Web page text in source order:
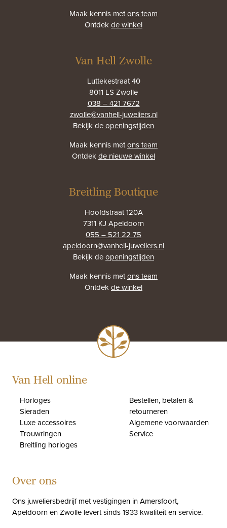
Maak kennis metons team
Ontdekde winkel
Van Hell Zwolle
Luttekestraat 40
8011 LS Zwolle
038 – 421 7672
zwolle@vanhell-juweliers.nl
Bekijk deopeningstijden
Maak kennis metons team
Ontdekde nieuwe winkel
Breitling Boutique
Hoofdstraat 120A
7311 KJ Apeldoorn
055 – 521 22 75
apeldoorn@vanhell-juweliers.nl
Bekijk deopeningstijden
Maak kennis metons team
Ontdekde winkel
Van Hell online
Horloges
Sieraden
Luxe accessoires
Trouwringen
Breitling horloges
Bestellen, betalen &
retourneren
Algemene voorwaarden
Service
Over ons
Ons juweliersbedrijf met vestigingen in Amersfoort,
Apeldoorn en Zwolle levert sinds 1933 kwaliteit en service.